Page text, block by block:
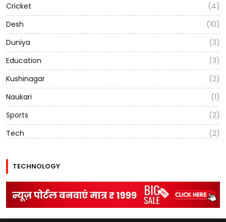
Cricket
(4)
Desh
(10)
Duniya
(3)
Education
(3)
Kushinagar
(2)
Naukari
(1)
Sports
(2)
Tech
(2)
TECHNOLOGY